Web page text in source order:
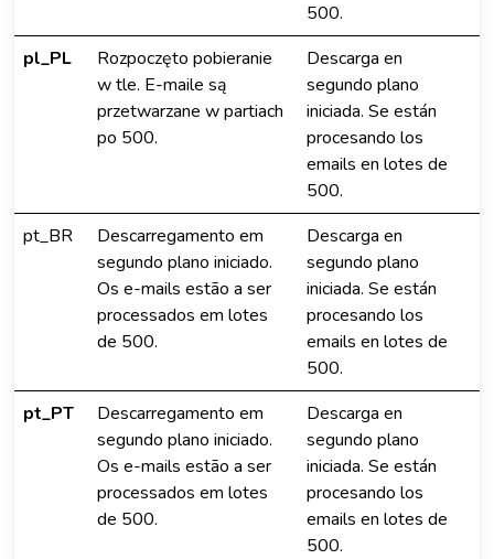
500.
pl_PL
Rozpoczęto pobieranie
w tle. E-maile są
przetwarzane w partiach
po 500.
Descarga en
segundo plano
iniciada. Se están
procesando los
emails en lotes de
500.
pt_BR
Descarregamento em
segundo plano iniciado.
Os e-mails estão a ser
processados em lotes
de 500.
Descarga en
segundo plano
iniciada. Se están
procesando los
emails en lotes de
500.
pt_PT
Descarregamento em
segundo plano iniciado.
Os e-mails estão a ser
processados em lotes
de 500.
Descarga en
segundo plano
iniciada. Se están
procesando los
emails en lotes de
500.